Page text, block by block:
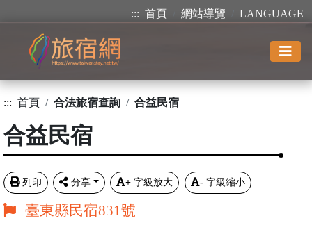
::: 首頁 網站導覽 LANGUAGE
::: 首頁 合法旅宿查詢 合益民宿
合益民宿
列印 分享 + 字級放大 - 字級縮小
臺東縣民宿831號